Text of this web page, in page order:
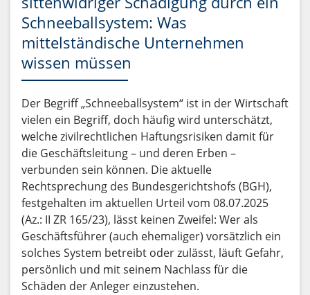
Schneeballsystem: Was
mittelständische Unternehmen
wissen müssen
Der Begriff „Schneeballsystem“ ist in der Wirtschaft
vielen ein Begriff, doch häufig wird unterschätzt,
welche zivilrechtlichen Haftungsrisiken damit für
die Geschäftsleitung – und deren Erben –
verbunden sein können. Die aktuelle
Rechtsprechung des Bundesgerichtshofs (BGH),
festgehalten im aktuellen Urteil vom 08.07.2025
(Az.: II ZR 165/23), lässt keinen Zweifel: Wer als
Geschäftsführer (auch ehemaliger) vorsätzlich ein
solches System betreibt oder zulässt, läuft Gefahr,
persönlich und mit seinem Nachlass für die
Schäden der Anleger einzustehen.